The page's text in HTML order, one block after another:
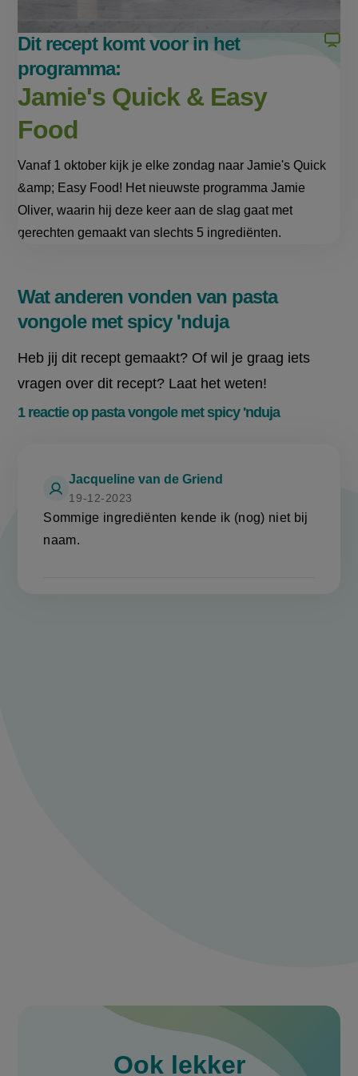
Dit recept komt voor in het
programma:
Jamie's Quick & Easy
Food
Vanaf 1 oktober kijk je elke zondag naar Jamie's Quick
&amp; Easy Food! Het nieuwste programma Jamie
Oliver, waarin hij deze keer aan de slag gaat met
gerechten gemaakt van slechts 5 ingrediënten.
Wat anderen vonden van pasta
vongole met spicy 'nduja
Heb jij dit recept gemaakt? Of wil je graag iets
vragen over dit recept? Laat het weten!
1 reactie op pasta vongole met spicy 'nduja
Sommige ingrediënten kende ik (nog) niet bij
naam.
Jacqueline van de Griend
19-12-2023
Ook lekker